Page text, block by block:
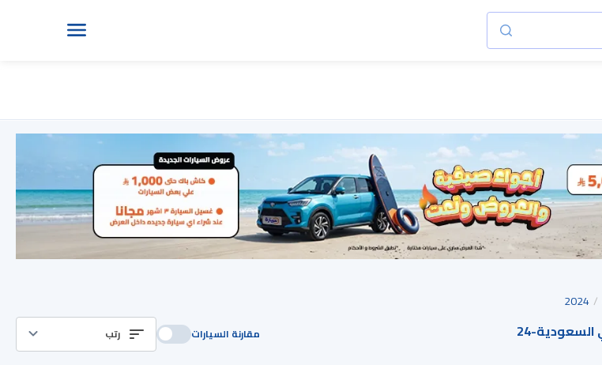
2024
-
24 مقارنة السيارات رتب